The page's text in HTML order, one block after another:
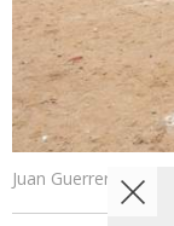
Juan Guerrero